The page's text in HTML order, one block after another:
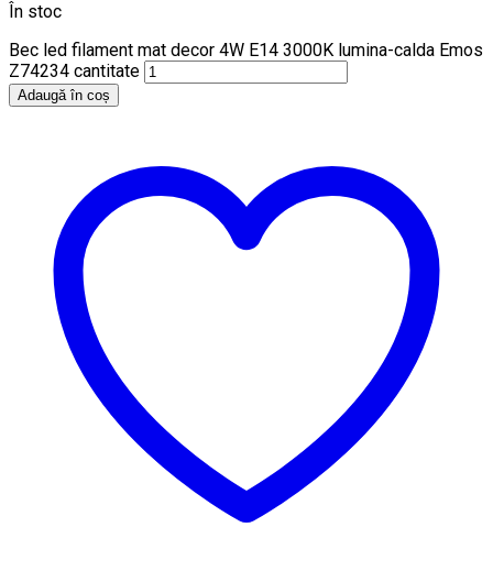
În stoc
Bec led filament mat decor 4W E14 3000K lumina-calda Emos
Z74234 cantitate
Adaugă în coș